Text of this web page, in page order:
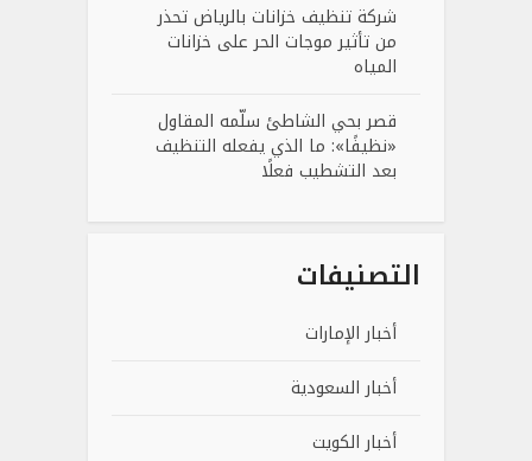
شركة تنظيف خزانات بالرياض تحذر
من تأثير موجات الحر على خزانات
المياه
قصر بحي الشاطئ سلّمه المقاول
«نظيفًا»: ما الذي يفعله التنظيف
بعد التشطيب فعلًا
التصنيفات
أخبار الإمارات
أخبار السعودية
أخبار الكويت